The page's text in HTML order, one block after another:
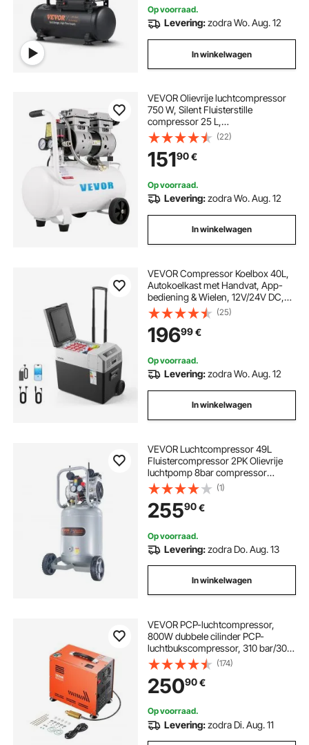
Op voorraad.
Levering:zodra Wo. Aug. 12
In winkelwagen
VEVOR Olievrije luchtcompressor
750 W, Silent Fluisterstille
compressor 25 L,
Fluistercompressor Laag
Geluidsniveau, Het is een goede
keuze voor
huisreparatie/bandenopblazen/vloe
rverwarming reinigen
(22)
15190€
Op voorraad.
Levering:zodra Wo. Aug. 12
In winkelwagen
VEVOR Compressor Koelbox 40L,
Autokoelkast met Handvat, App-
bediening & Wielen, 12V/24V DC,
100–240V AC, -22°C tot 10°C,
Elektrische vriesbox voor
vrachtwagens, bestelwagens,
campers, SUV's & kamperen
(25)
19699€
Op voorraad.
Levering:zodra Wo. Aug. 12
In winkelwagen
VEVOR Luchtcompressor 49L
Fluistercompressor 2PK Olievrije
luchtpomp 8bar compressor
Enkelfase Geluidsniveau ≤63dB
Ideaal voor het oppompen van
banden Autoreparaties Schilderen
Houtwerk
(1)
25590€
Op voorraad.
Levering:zodra Do. Aug. 13
In winkelwagen
VEVOR PCP-luchtcompressor,
800W dubbele cilinder PCP-
luchtbukscompressor, 310 bar/30
MPa met ingebouwde ventilator,
automatische stop | Olievrije
paintballtankcompressor voor
luchtbuks, duikfles
(174)
25090€
Op voorraad.
Levering:zodra Di. Aug. 11